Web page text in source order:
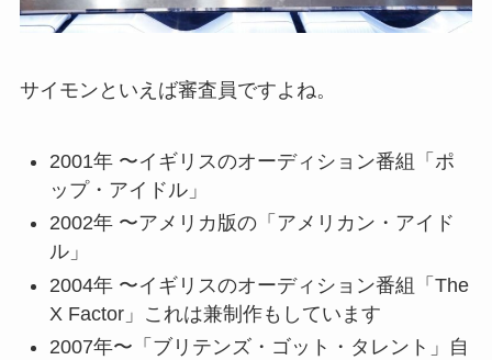
サイモンといえば審査員ですよね。
2001年 〜イギリスのオーディション番組「ポ
ップ・アイドル」
2002年 〜アメリカ版の「アメリカン・アイド
ル」
2004年 〜イギリスのオーディション番組「The
X Factor」これは兼制作もしています
2007年〜「ブリテンズ・ゴット・タレント」自